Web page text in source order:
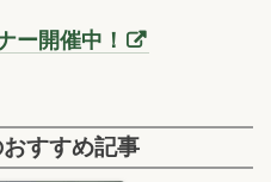
ー開催中！
すすめ記事